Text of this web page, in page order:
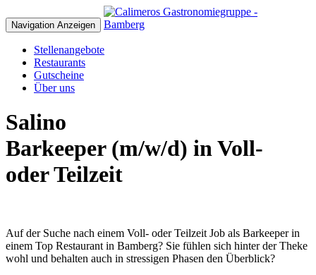
Navigation Anzeigen
Stellenangebote
Restaurants
Gutscheine
Über uns
Salino
Barkeeper(m/w/d) in Voll-
oder Teilzeit
Auf der Suche nach einem Voll- oder Teilzeit Job als Barkeeper in
einem Top Restaurant in Bamberg? Sie fühlen sich hinter der Theke
wohl und behalten auch in stressigen Phasen den Überblick?